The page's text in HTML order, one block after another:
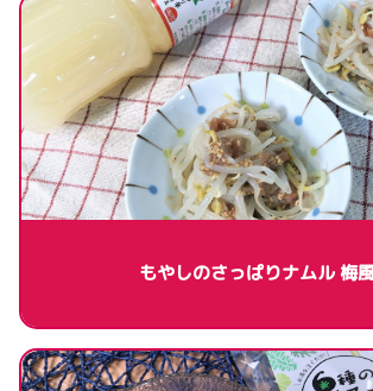
もやしのさっぱりナムル 梅